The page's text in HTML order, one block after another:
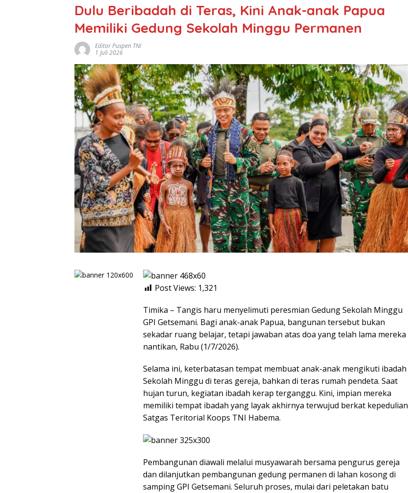
Dulu Beribadah di Teras, Kini Anak-anak Papua
Memiliki Gedung Sekolah Minggu Permanen
Editor Puspen TNI
1 Juli 2026
Post Views: 1,321
Timika – Tangis haru menyelimuti peresmian Gedung Sekolah Minggu
GPI Getsemani. Bagi anak-anak Papua, bangunan tersebut bukan
sekadar ruang belajar, tetapi jawaban atas doa yang telah lama mereka
nantikan, Rabu (1/7/2026).
Selama ini, keterbatasan tempat membuat anak-anak mengikuti ibadah
Sekolah Minggu di teras gereja, bahkan di teras rumah pendeta. Saat
hujan turun, kegiatan ibadah kerap terganggu. Kini, impian mereka
memiliki tempat ibadah yang layak akhirnya terwujud berkat kepedulian
Satgas Teritorial Koops TNI Habema.
Pembangunan diawali melalui musyawarah bersama pengurus gereja
dan dilanjutkan pembangunan gedung permanen di lahan kosong di
samping GPI Getsemani. Seluruh proses, mulai dari peletakan batu